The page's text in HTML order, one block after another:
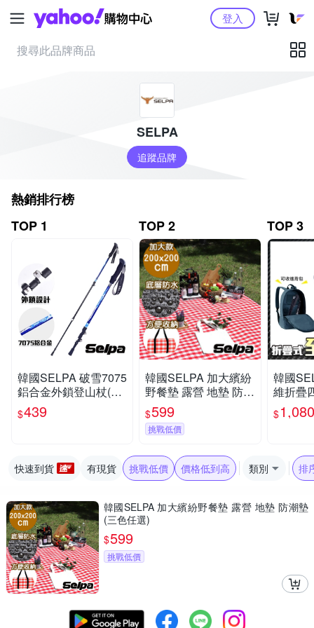
Yahoo購物中心登入
SELPA
追蹤品牌
熱銷排行榜
TOP 1
韓國SELPA 破雪7075
鋁合金外鎖登山杖(四
色任選)
$439
TOP 2
韓國SELPA 加大繽紛
野餐墊 露營 地墊 防潮
墊(三色任選)
$599
挑戰低價
TOP 3
韓國
維折疊
登山
色任選)
$1,080
快速到貨 有現貨 挑戰低價 價格低到高 類別 排
韓國SELPA 加大繽紛野餐墊 露營 地墊 防潮墊
(三色任選)
$599
挑戰低價